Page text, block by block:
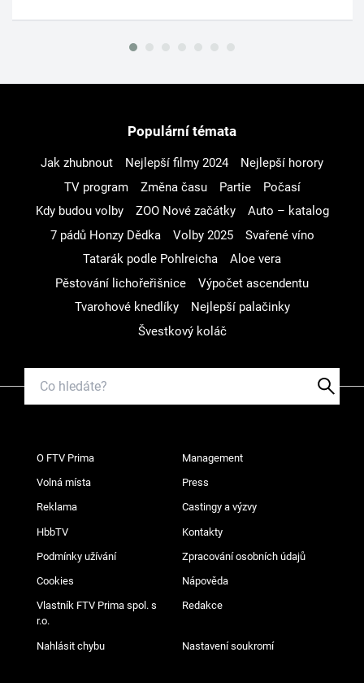
Populární témata
Jak zhubnout Nejlepší filmy 2024
Nejlepší horory
TV program
Změna času Partie
Počasí
Kdy budou volby
ZOO Nové začátky
Auto – katalog
7 pádů Honzy Dědka
Volby 2025
Svařené víno
Tatarák podle Pohlreicha
Aloe vera
Pěstování lichořeřišnice
Výpočet ascendentu
Tvarohové knedlíky
Nejlepší palačinky
Švestkový koláč
O FTV Prima Management
Volná místa Press
Reklama Castingy a výzvy
HbbTV Kontakty
Podmínky užívání Zpracování osobních údajů
Cookies Nápověda
Vlastník FTV Prima spol. s
r.o.
Redakce
Nahlásit chybu Nastavení soukromí